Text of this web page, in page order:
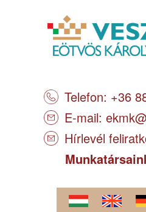
Telefon: +36
E-mail:
Hírlevél